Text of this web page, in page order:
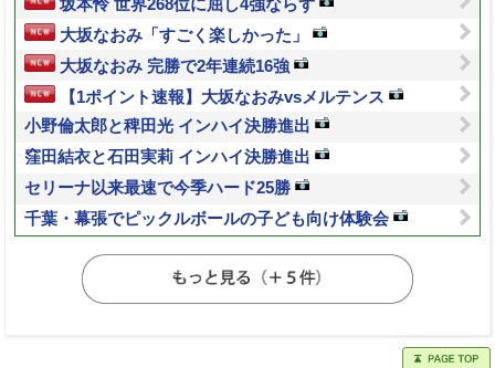
坂本怜 世界268位に屈し4強ならず
大坂なおみ「すごく楽しかった」
大坂なおみ 完勝で2年連続16強
【1ポイント速報】大坂なおみvsメルテンス
小野倫太郎と稗田光 インハイ決勝進出
窪田結衣と石田実莉 インハイ決勝進出
セリーナ以来最速で今季ハード25勝
千葉・幕張でピックルボールの子ども向け体験会